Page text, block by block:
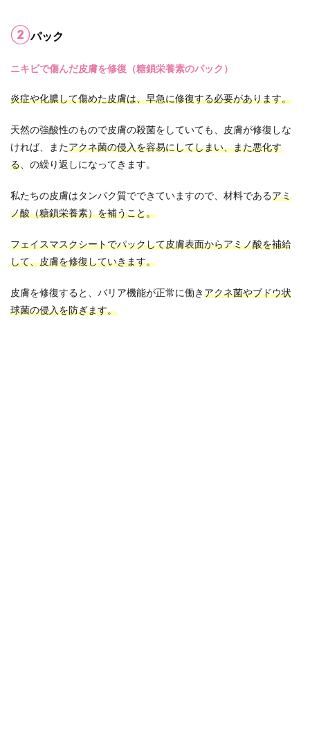
②パック
ニキビで傷んだ皮膚を修復（糖鎖栄養素のパック）
炎症や化膿して傷めた皮膚は、早急に修復する必要があります。
天然の強酸性のもので皮膚の殺菌をしていても、皮膚が修復しな
ければ、またアクネ菌の侵入を容易にしてしまい、また悪化す
る、の繰り返しになってきます。
私たちの皮膚はタンパク質でできていますので、材料であるアミ
ノ酸（糖鎖栄養素）を補うこと。
フェイスマスクシートでパックして皮膚表面からアミノ酸を補給
して、皮膚を修復していきます。
皮膚を修復すると、バリア機能が正常に働き アクネ菌やブドウ状
球菌の侵入を防ぎます。